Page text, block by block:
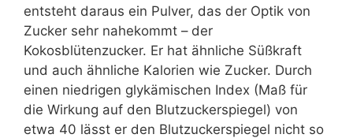
entsteht daraus ein Pulver, das der Optik von
Zucker sehr nahekommt – der
Kokosblütenzucker. Er hat ähnliche Süßkraft
und auch ähnliche Kalorien wie Zucker. Durch
einen niedrigen glykämischen Index (Maß für
die Wirkung auf den Blutzuckerspiegel) von
etwa 40 lässt er den Blutzuckerspiegel nicht so